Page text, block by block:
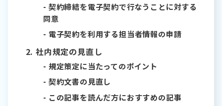
契約締結を電子契約で行なうことに対する
同意
電子契約を利用する担当者情報の申請
社内規定の見直し
規定策定に当たってのポイント
契約文書の見直し
この記事を読んだ方におすすめの記事